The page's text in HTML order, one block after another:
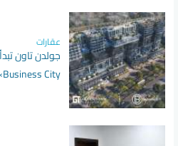
عقارات
Business City».. وتطرح المرحلة الأولى للبيع